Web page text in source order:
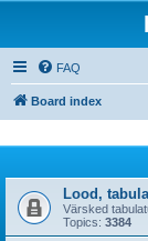
FAQ
Board index
Lood,
Värsked
Topics: 3384